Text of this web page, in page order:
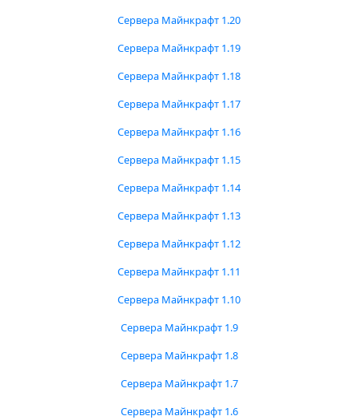
Сервера Майнкрафт 1.20
Сервера Майнкрафт 1.19
Сервера Майнкрафт 1.18
Сервера Майнкрафт 1.17
Сервера Майнкрафт 1.16
Сервера Майнкрафт 1.15
Сервера Майнкрафт 1.14
Сервера Майнкрафт 1.13
Сервера Майнкрафт 1.12
Сервера Майнкрафт 1.11
Сервера Майнкрафт 1.10
Сервера Майнкрафт 1.9
Сервера Майнкрафт 1.8
Сервера Майнкрафт 1.7
Сервера Майнкрафт 1.6